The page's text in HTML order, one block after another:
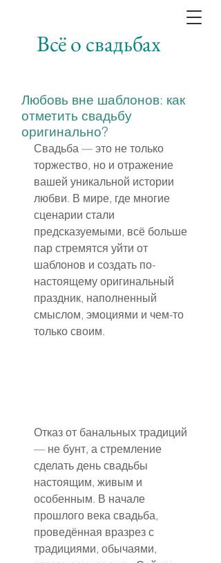
Всё о свадьбах
Любовь вне шаблонов: как
отметить свадьбу
оригинально?
Свадьба — это не только
торжество, но и отражение
вашей уникальной истории
любви. В мире, где многие
сценарии стали
предсказуемыми, всё больше
пар стремятся уйти от
шаблонов и создать по-
настоящему оригинальный
праздник, наполненный
смыслом, эмоциями и чем-то
только своим.
Отказ от банальных традиций
— не бунт, а стремление
сделать день свадьбы
настоящим, живым и
особенным. В начале
прошлого века свадьба,
проведённая вразрез с
традициями, обычаями,